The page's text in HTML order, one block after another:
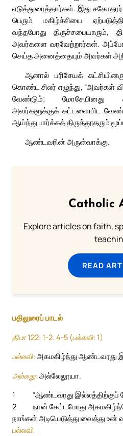
எடுத்துரைத்தார்கள். இது
பெரும் மகிழ்ச்சியை
வந்தபோது திருச்சபையாரும்,
அவர்களை வரவேற்றார்கள்.
செய்த அனைத்தையும் அவர்கள்
ஆனால் பரிசேயக்
கொண்ட சிலர் எழுந்து, “அவர்கள்
வேண்டும்; மோசேயினது
அவர்களுக்குக் கட்டளையிட
ஆய்ந்து பார்க்கத் திருத்தூதரும்
ஆண்டவரின் அருள்வாக்கு.
Catholic
Explore articles on faith,
READ
பதிலுரைப் பாடல்
திபா 122: 1-2. 4-5 (பல்லவி: 1)
பல்லவி: அகமகிழ்ந்து ஆண்டவரது
அல்லது: அல்லேலூயா.
1
“ஆண்டவரது
நான் கேட்டபோது
2
நாங்கள் அடியெடுத்து வைத்து உன்
பல்லவி